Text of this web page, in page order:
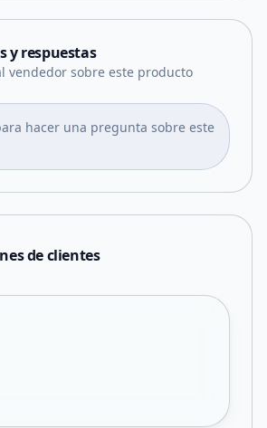
y respuestas
vendedor sobre este producto
hacer una pregunta sobre este
de clientes